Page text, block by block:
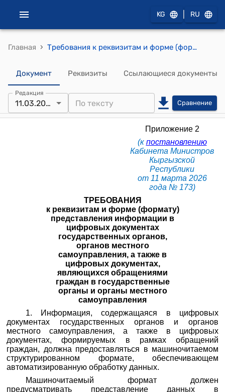
KG RU
Главная › Требования к реквизитам и форме (формату) представления информации в цифровых документах государственных органов, органов местного самоуправления, а также в цифровых документах, являющихся обращениями граждан в государственные органы и органы местного самоуправления (к постановлению Кабинета Министров Кыргызской Республики от 11 марта 2026 года № 173)
Документ Реквизиты Ссылающиеся документы
Редакция
11.03.2026 Сравнение